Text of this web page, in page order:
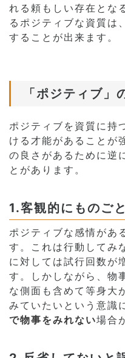
れる頼もしい存在とな
るポジティブな資質は
することが出来ます。
「ポジティブ」
ポジティブを資質に持
ける才能があることが
の良さがあるために逆
とがあります。
1.客観的にものご
ポジティブな感情があ
す。これは行動してみ
に対しては試行回数が
す。しかしながら、物
な側面も含めて等身大
みていたいという意識
で物事をみれない場合